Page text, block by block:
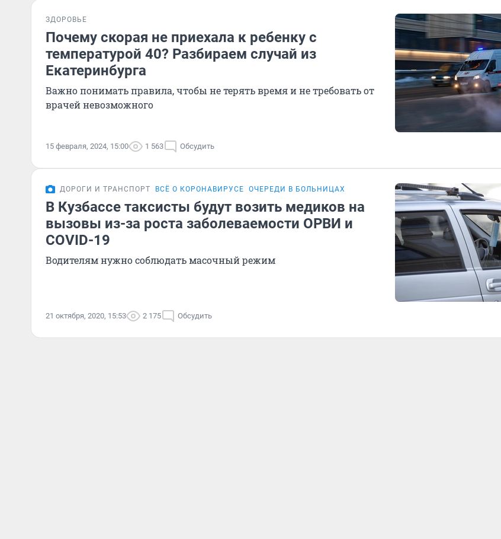
ЗДОРОВЬЕ
Почему скорая не приехала к ребенку с
температурой 40? Разбираем случай из
Екатеринбурга
Важно понимать правила, чтобы не терять время и не требовать от
врачей невозможного
15 февраля, 2024, 15:00 1 563 Обсудить
ДОРОГИ И ТРАНСПОРТ ВСЁ О КОРОНАВИРУСЕ ОЧЕРЕДИ В БОЛЬНИЦАХ
В Кузбассе таксисты будут возить медиков на
вызовы из-за роста заболеваемости ОРВИ и
COVID-19
Водителям нужно соблюдать масочный режим
21 октября, 2020, 15:53 2 175 Обсудить